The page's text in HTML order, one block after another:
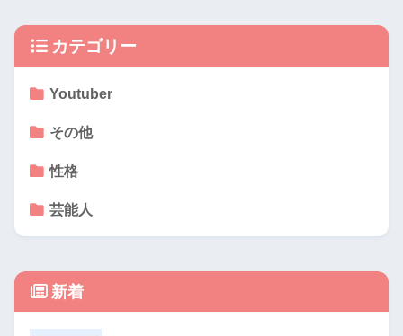
カテゴリー
Youtuber
その他
性格
芸能人
新着